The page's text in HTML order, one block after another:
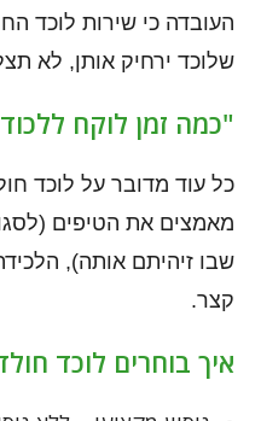
שלוכד ירחיק אותן, לא
"כמה זמן לוקח
כל עוד מדובר על לוכד
מאמצים את הטיפים
שבו זיהיתם אותה),
קצר.
איך בוחרים לוכד